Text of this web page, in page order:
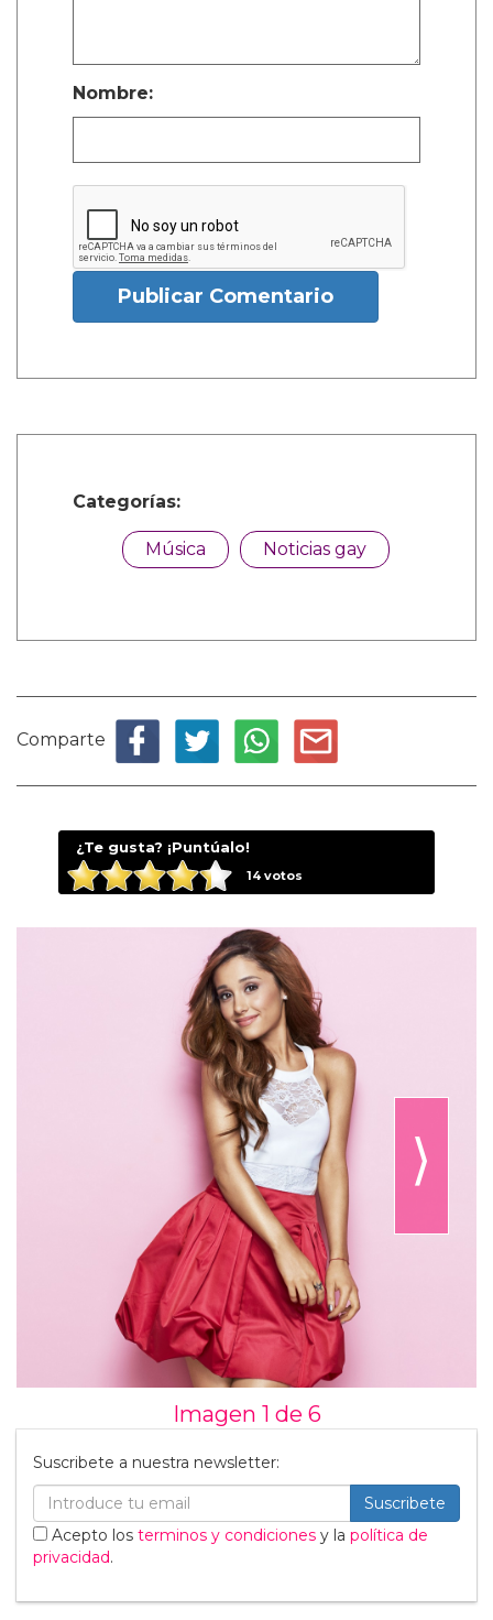
Nombre:
Publicar Comentario
Categorías:
Música Noticias gay
Comparte
¿Te gusta? ¡Puntúalo!
14votos
⟩
Imagen 1 de 6
Suscribete a nuestra newsletter:
Suscribete
Acepto los terminos y condiciones y la política de
privacidad.